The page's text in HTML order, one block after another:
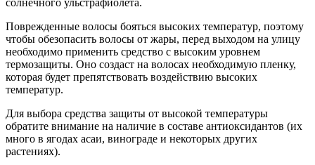
солнечного ульстрафиолета.
Поврежденные волосы бояться высоких температур, поэтому
чтобы обезопасить волосы от жары, перед выходом на улицу
необходимо применить средство с высоким уровнем
термозащиты. Оно создаст на волосах необходимую пленку,
которая будет препятствовать воздействию высоких
температур.
Для выбора средства защиты от высокой температуры
обратите внимание на наличие в составе антиоксидантов (их
много в ягодах асаи, винограде и некоторых других
растениях).